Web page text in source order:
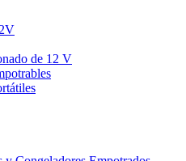
de 12 V